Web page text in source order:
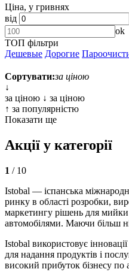
Ціна, у гривнях
від
ok
ТОП фільтри
Дешевые Дорогие
Сортувати:за цiною
↓
за цiною ↓ за цiною
↑ за популярністю
Показати ще
Акції у категорії
1 / 10
Istobal — іспанська
ринку в області розробки,
маркетингу рішень для мийки
автомобілями. Маючи більш
Istobal використовує інновації
для надання продуктів і
високий прибуток бізнесу по